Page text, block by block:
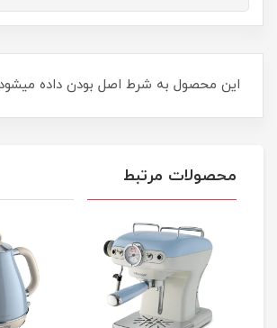
این محصول به شرط اصل بودن داده میشود
محصولات مرتبط